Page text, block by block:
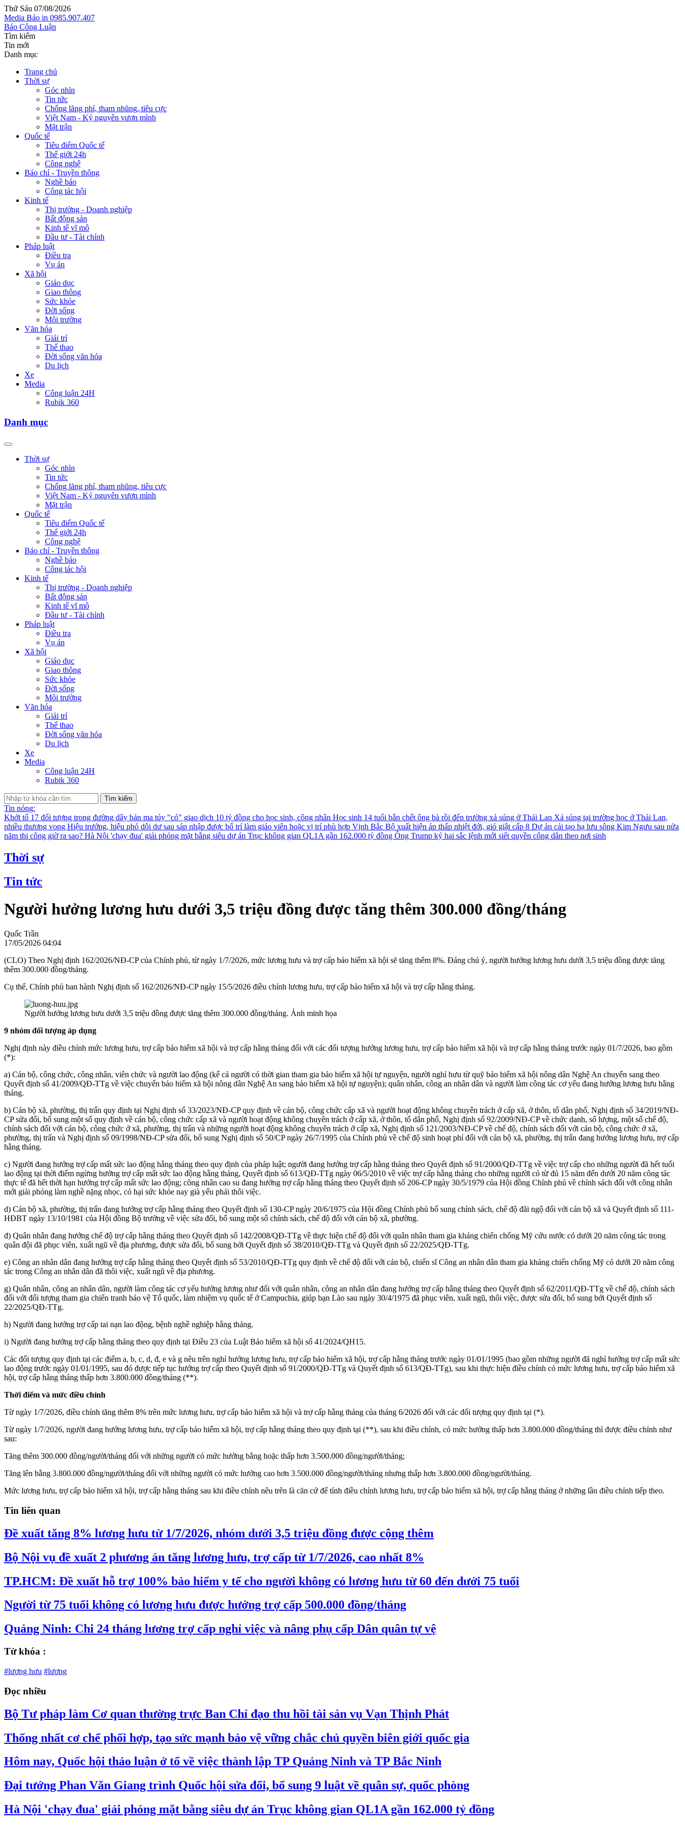
Thứ Sáu 07/08/2026
Media Báo in 0985.907.407
Báo Công Luận
Tìm kiếm
Tin mới
Danh mục
Trang chủ
Thời sự
Góc nhìn
Tin tức
Chống lãng phí, tham nhũng, tiêu cực
Việt Nam - Kỷ nguyên vươn mình
Mặt trận
Quốc tế
Tiêu điểm Quốc tế
Thế giới 24h
Công nghệ
Báo chí - Truyền thông
Nghề báo
Công tác hội
Kinh tế
Thị trường - Doanh nghiệp
Bất động sản
Kinh tế vĩ mô
Đầu tư - Tài chính
Pháp luật
Điều tra
Vụ án
Xã hội
Giáo dục
Giao thông
Sức khỏe
Đời sống
Môi trường
Văn hóa
Giải trí
Thể thao
Đời sống văn hóa
Du lịch
Xe
Media
Công luận 24H
Rubik 360
Danh mục
Thời sự
Góc nhìn
Tin tức
Chống lãng phí, tham nhũng, tiêu cực
Việt Nam - Kỷ nguyên vươn mình
Mặt trận
Quốc tế
Tiêu điểm Quốc tế
Thế giới 24h
Công nghệ
Báo chí - Truyền thông
Nghề báo
Công tác hội
Kinh tế
Thị trường - Doanh nghiệp
Bất động sản
Kinh tế vĩ mô
Đầu tư - Tài chính
Pháp luật
Điều tra
Vụ án
Xã hội
Giáo dục
Giao thông
Sức khỏe
Đời sống
Môi trường
Văn hóa
Giải trí
Thể thao
Đời sống văn hóa
Du lịch
Xe
Media
Công luận 24H
Rubik 360
Tìm kiếm
Tin nóng:
Khởi tố 17 đối tượng trong đường dây bán ma túy "cỏ" giao dịch 10 tỷ đồng cho học sinh, công nhân Học sinh 14 tuổi bắn chết ông bà rồi đến trường xả súng ở Thái Lan Xả súng tại trường học ở Thái Lan,
nhiều thương vong Hiệu trưởng, hiệu phó dôi dư sau sáp nhập được bố trí làm giáo viên hoặc vị trí phù hợp Vịnh Bắc Bộ xuất hiện áp thấp nhiệt đới, gió giật cấp 8 Dự án cải tạo hạ lưu sông Kim Ngưu sau nửa
năm thi công giờ ra sao? Hà Nội 'chạy đua' giải phóng mặt bằng siêu dự án Trục không gian QL1A gần 162.000 tỷ đồng Ông Trump ký hai sắc lệnh mới siết quyền công dân theo nơi sinh
Thời sự
Tin tức
Người hưởng lương hưu dưới 3,5 triệu đồng được tăng thêm 300.000 đồng/tháng
Quốc Trần
17/05/2026 04:04
(CLO) Theo Nghị định 162/2026/NĐ-CP của Chính phủ, từ ngày 1/7/2026, mức lương hưu và trợ cấp bảo hiểm xã hội sẽ tăng thêm 8%. Đáng chú ý, người hưởng lương hưu dưới 3,5 triệu đồng được tăng
thêm 300.000 đồng/tháng.
Cụ thể, Chính phủ ban hành Nghị định số 162/2026/NĐ-CP ngày 15/5/2026 điều chỉnh lương hưu, trợ cấp bảo hiểm xã hội và trợ cấp hằng tháng.
Người hưởng lương hưu dưới 3,5 triệu đồng được tăng thêm 300.000 đồng/tháng. Ảnh minh họa
9 nhóm đối tượng áp dụng
Nghị định này điều chỉnh mức lương hưu, trợ cấp bảo hiểm xã hội và trợ cấp hằng tháng đối với các đối tượng hưởng lương hưu, trợ cấp bảo hiểm xã hội và trợ cấp hằng tháng trước ngày 01/7/2026, bao gồm
(*):
a) Cán bộ, công chức, công nhân, viên chức và người lao động (kể cả người có thời gian tham gia bảo hiểm xã hội tự nguyện, người nghỉ hưu từ quỹ bảo hiểm xã hội nông dân Nghệ An chuyển sang theo
Quyết định số 41/2009/QĐ-TTg về việc chuyển bảo hiểm xã hội nông dân Nghệ An sang bảo hiểm xã hội tự nguyện); quân nhân, công an nhân dân và người làm công tác cơ yếu đang hưởng lương hưu hằng
tháng.
b) Cán bộ xã, phường, thị trấn quy định tại Nghị định số 33/2023/NĐ-CP quy định về cán bộ, công chức cấp xã và người hoạt động không chuyên trách ở cấp xã, ở thôn, tổ dân phố, Nghị định số 34/2019/NĐ-
CP sửa đổi, bổ sung một số quy định về cán bộ, công chức cấp xã và người hoạt động không chuyên trách ở cấp xã, ở thôn, tổ dân phố, Nghị định số 92/2009/NĐ-CP về chức danh, số lượng, một số chế độ,
chính sách đối với cán bộ, công chức ở xã, phường, thị trấn và những người hoạt động không chuyên trách ở cấp xã, Nghị định số 121/2003/NĐ-CP về chế độ, chính sách đối với cán bộ, công chức ở xã,
phường, thị trấn và Nghị định số 09/1998/NĐ-CP sửa đổi, bổ sung Nghị định số 50/CP ngày 26/7/1995 của Chính phủ về chế độ sinh hoạt phí đối với cán bộ xã, phường, thị trấn đang hưởng lương hưu, trợ cấp
hằng tháng.
c) Người đang hưởng trợ cấp mất sức lao động hằng tháng theo quy định của pháp luật; người đang hưởng trợ cấp hằng tháng theo Quyết định số 91/2000/QĐ-TTg về việc trợ cấp cho những người đã hết tuổi
lao động tại thời điểm ngừng hưởng trợ cấp mất sức lao động hằng tháng, Quyết định số 613/QĐ-TTg ngày 06/5/2010 về việc trợ cấp hằng tháng cho những người có từ đủ 15 năm đến dưới 20 năm công tác
thực tế đã hết thời hạn hưởng trợ cấp mất sức lao động; công nhân cao su đang hưởng trợ cấp hằng tháng theo Quyết định số 206-CP ngày 30/5/1979 của Hội đồng Chính phủ về chính sách đối với công nhân
mới giải phóng làm nghề nặng nhọc, có hại sức khỏe nay già yếu phải thôi việc.
d) Cán bộ xã, phường, thị trấn đang hưởng trợ cấp hằng tháng theo Quyết định số 130-CP ngày 20/6/1975 của Hội đồng Chính phủ bổ sung chính sách, chế độ đãi ngộ đối với cán bộ xã và Quyết định số 111-
HĐBT ngày 13/10/1981 của Hội đồng Bộ trưởng về việc sửa đổi, bổ sung một số chính sách, chế độ đối với cán bộ xã, phường.
đ) Quân nhân đang hưởng chế độ trợ cấp hằng tháng theo Quyết định số 142/2008/QĐ-TTg về thực hiện chế độ đối với quân nhân tham gia kháng chiến chống Mỹ cứu nước có dưới 20 năm công tác trong
quân đội đã phục viên, xuất ngũ về địa phương, được sửa đổi, bổ sung bởi Quyết định số 38/2010/QĐ-TTg và Quyết định số 22/2025/QĐ-TTg.
e) Công an nhân dân đang hưởng trợ cấp hằng tháng theo Quyết định số 53/2010/QĐ-TTg quy định về chế độ đối với cán bộ, chiến sĩ Công an nhân dân tham gia kháng chiến chống Mỹ có dưới 20 năm công
tác trong Công an nhân dân đã thôi việc, xuất ngũ về địa phương.
g) Quân nhân, công an nhân dân, người làm công tác cơ yếu hưởng lương như đối với quân nhân, công an nhân dân đang hưởng trợ cấp hằng tháng theo Quyết định số 62/2011/QĐ-TTg về chế độ, chính sách
đối với đối tượng tham gia chiến tranh bảo vệ Tổ quốc, làm nhiệm vụ quốc tế ở Campuchia, giúp bạn Lào sau ngày 30/4/1975 đã phục viên, xuất ngũ, thôi việc, được sửa đổi, bổ sung bởi Quyết định số
22/2025/QĐ-TTg.
h) Người đang hưởng trợ cấp tai nạn lao động, bệnh nghề nghiệp hằng tháng.
i) Người đang hưởng trợ cấp hằng tháng theo quy định tại Điều 23 của Luật Bảo hiểm xã hội số 41/2024/QH15.
Các đối tượng quy định tại các điểm a, b, c, d, đ, e và g nêu trên nghỉ hưởng lương hưu, trợ cấp bảo hiểm xã hội, trợ cấp hằng tháng trước ngày 01/01/1995 (bao gồm những người đã nghỉ hưởng trợ cấp mất sức
lao động trước ngày 01/01/1995, sau đó được tiếp tục hưởng trợ cấp theo Quyết định số 91/2000/QĐ-TTg và Quyết định số 613/QĐ-TTg), sau khi thực hiện điều chỉnh có mức lương hưu, trợ cấp bảo hiểm xã
hội, trợ cấp hằng tháng thấp hơn 3.800.000 đồng/tháng (**).
Thời điểm và mức điều chỉnh
Từ ngày 1/7/2026, điều chỉnh tăng thêm 8% trên mức lương hưu, trợ cấp bảo hiểm xã hội và trợ cấp hằng tháng của tháng 6/2026 đối với các đối tượng quy định tại (*).
Từ ngày 1/7/2026, người đang hưởng lương hưu, trợ cấp bảo hiểm xã hội, trợ cấp hằng tháng theo quy định tại (**), sau khi điều chỉnh, có mức hưởng thấp hơn 3.800.000 đồng/tháng thì được điều chỉnh như
sau:
Tăng thêm 300.000 đồng/người/tháng đối với những người có mức hưởng bằng hoặc thấp hơn 3.500.000 đồng/người/tháng;
Tăng lên bằng 3.800.000 đồng/người/tháng đối với những người có mức hưởng cao hơn 3.500.000 đồng/người/tháng nhưng thấp hơn 3.800.000 đồng/người/tháng.
Mức lương hưu, trợ cấp bảo hiểm xã hội, trợ cấp hằng tháng sau khi điều chỉnh nêu trên là căn cứ để tính điều chỉnh lương hưu, trợ cấp bảo hiểm xã hội, trợ cấp hằng tháng ở những lần điều chỉnh tiếp theo.
Tin liên quan
Đề xuất tăng 8% lương hưu từ 1/7/2026, nhóm dưới 3,5 triệu đồng được cộng thêm
Bộ Nội vụ đề xuất 2 phương án tăng lương hưu, trợ cấp từ 1/7/2026, cao nhất 8%
TP.HCM: Đề xuất hỗ trợ 100% bảo hiểm y tế cho người không có lương hưu từ 60 đến dưới 75 tuổi
Người từ 75 tuổi không có lương hưu được hưởng trợ cấp 500.000 đồng/tháng
Quảng Ninh: Chi 24 tháng lương trợ cấp nghỉ việc và nâng phụ cấp Dân quân tự vệ
Từ khóa :
#lương hưu #lương
Đọc nhiều
Bộ Tư pháp làm Cơ quan thường trực Ban Chỉ đạo thu hồi tài sản vụ Vạn Thịnh Phát
Thống nhất cơ chế phối hợp, tạo sức mạnh bảo vệ vững chắc chủ quyền biên giới quốc gia
Hôm nay, Quốc hội thảo luận ở tổ về việc thành lập TP Quảng Ninh và TP Bắc Ninh
Đại tướng Phan Văn Giang trình Quốc hội sửa đổi, bổ sung 9 luật về quân sự, quốc phòng
Hà Nội 'chạy đua' giải phóng mặt bằng siêu dự án Trục không gian QL1A gần 162.000 tỷ đồng